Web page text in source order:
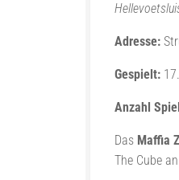
Adresse:
Gespielt:
Anzahl
Das Maffia
The Cube